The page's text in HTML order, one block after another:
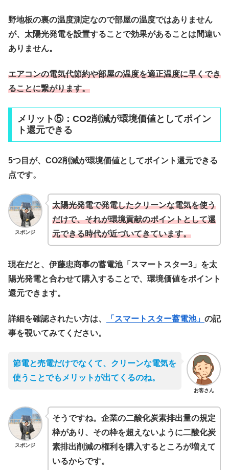
野地板の裏の温度測定なので部屋の温度ではありません
が、太陽光発電を設置することで効果があることは間違い
ありません。
エアコンの電気代節約や部屋の温度を適正温度に早くでき
ることに繋がります。
メリット⑤： CO2削減が環境価値としてポイン
ト還元できる
5つ目が、 CO2削減が環境価値としてポイント還元できる
点です。
スポンジ
太陽光発電で発電したクリーンな電気を使う
だけで、それが環境貢献のポイントとして還
元できる時代が近づいてきています。
現在だと、伊藤忠商事の蓄電池「スマートスター3」を太
陽光発電と合わせて購入することで、環境価値をポイント
還元できます。
詳細を確認されたい方は、 「スマートスター蓄電池」 の記
事を覗いてみてください。
お客さん
節電と売電だけでなくて、クリーンな電気を
使うことでもメリットが出てくるのね。
スポンジ
そうですね。企業の二酸化炭素排出量の規定
枠があり、その枠を超えないように二酸化炭
素排出削減の権利を購入するところが増えて
いるからです。